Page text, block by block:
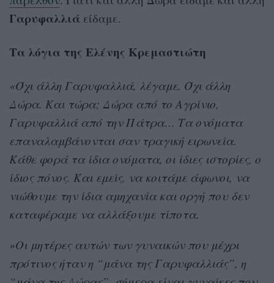
Γαρυφαλλιά είδαμε.
Τα λόγια της Ελένης Κρεμαστιώτη
«Όχι άλλη Γαρυφαλλιά, λέγαμε. Όχι άλλη
Δώρα. Και τώρα; Δώρα από το Αγρίνιο,
Γαρυφαλλιά από την Πάτρα… Τα ονόματα
επαναλαμβάνονται σαν τραγική ειρωνεία.
Κάθε φορά τα ίδια ονόματα, οι ίδιες ιστορίες, ο
ίδιος πόνος. Και εμείς, να κοιτάμε άφωνοι, να
νιώθουμε την ίδια αμηχανία και οργή που δεν
καταφέραμε να αλλάξουμε τίποτα.
»Οι μητέρες αυτών των γυναικών που μέχρι
πρότινος ήταν η “μάνα της Γαρυφαλλιάς”, η